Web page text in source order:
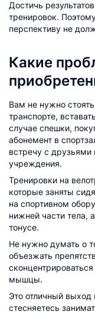
Достичь
тренировок.
перспективу не
Какие
Вам не нужно
транспорте,
случае спешки,
абонемент в
встречу с друзьями
учреждения.
Тренировки на
которые заняты
на спортивном
нижней части тела,
тонусе.
Не нужно думать о
объезжать
мышцы.
Это отличный
стесняетесь